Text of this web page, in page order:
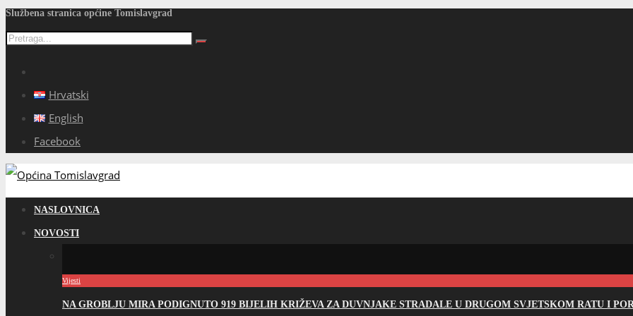
Službena stranica općine Tomislavgrad
Hrvatski
English
Facebook
NASLOVNICA
NOVOSTI
Vijesti
NA GROBLJU MIRA PODIGNUTO 919 BIJELIH KRIŽEVA ZA DUVNJAKE STRADALE U DRUGOM SVJETSKOM RATU I